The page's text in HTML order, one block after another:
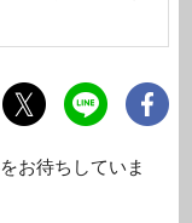
お待ちしていま